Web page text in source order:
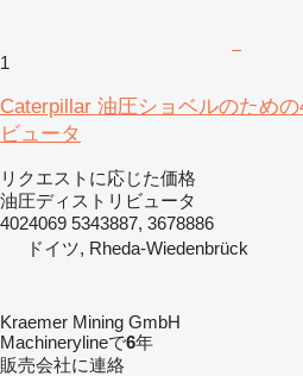
1
Caterpillar 油圧ショベルのため
ビュータ
リクエストに応じた価格
油圧ディストリビュータ
4024069 5343887, 3678886
ドイツ, Rheda-Wiedenbrück
Kraemer Mining GmbH
Machinerylineで6年
販売会社に連絡